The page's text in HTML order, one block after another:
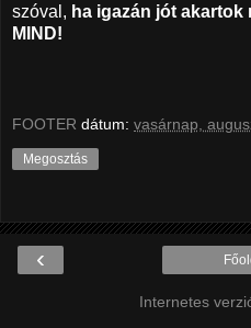
szóval, ha igazán jót
MIND!
FOOTER dátum: vasárnap,
Megosztás
‹
Internetes